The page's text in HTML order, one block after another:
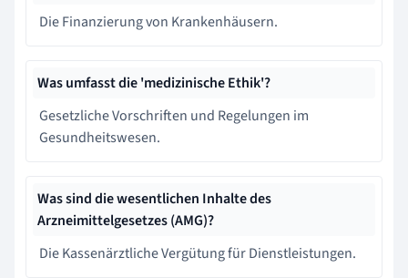
Die Finanzierung von Krankenhäusern.
Was umfasst die 'medizinische Ethik'?
Gesetzliche Vorschriften und Regelungen im
Gesundheitswesen.
Was sind die wesentlichen Inhalte des
Arzneimittelgesetzes (AMG)?
Die Kassenärztliche Vergütung für Dienstleistungen.